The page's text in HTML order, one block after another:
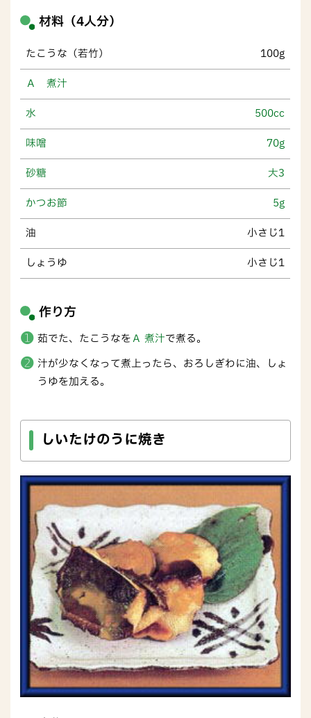
材料（4人分）
たこうな（若竹） 100g
Ａ 煮汁
水 500cc
味噌 70g
砂糖 大3
かつお節 5g
油 小さじ1
しょうゆ 小さじ1
作り方
茹でた、たこうなをＡ 煮汁で煮る。
汁が少なくなって煮上ったら、おろしぎわに油、しょ
うゆを加える。
しいたけのうに焼き